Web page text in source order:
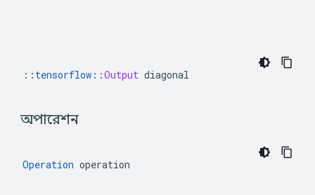
:: tensorflow ::Output diagonal
অপারেশন
Operation operation